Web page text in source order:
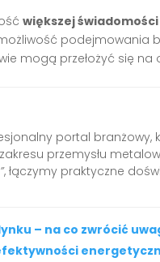
większej
podejmowania
mogą przełożyć się
portal branżowy,
przemysłu
, łączymy praktyczne
– na co zwrócić